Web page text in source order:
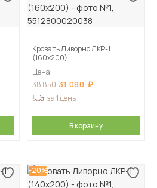
Кровать Ливорно ЛКР-1
(160х200)
Цена
38 850 31 080
за 1 день
В корзину
-20%